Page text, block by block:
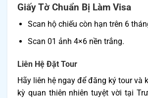
Giấy Tờ Chuẩn Bị Làm Visa
Scan hộ chiếu còn hạn trên 6
Scan 01 ảnh 4×6 nền trắng.
Liên Hệ Đặt Tour
Hãy liên hệ ngay để đăng ký tour và
kỳ quan thiên nhiên tuyệt vời tại